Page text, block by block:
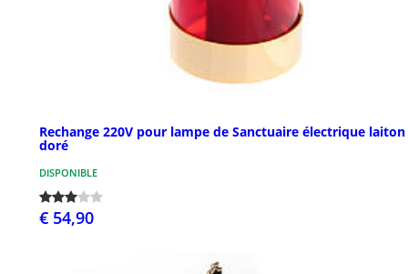
Rechange 220V pour lampe de Sanctuaire électrique laiton
doré
DISPONIBLE
€ 54,90